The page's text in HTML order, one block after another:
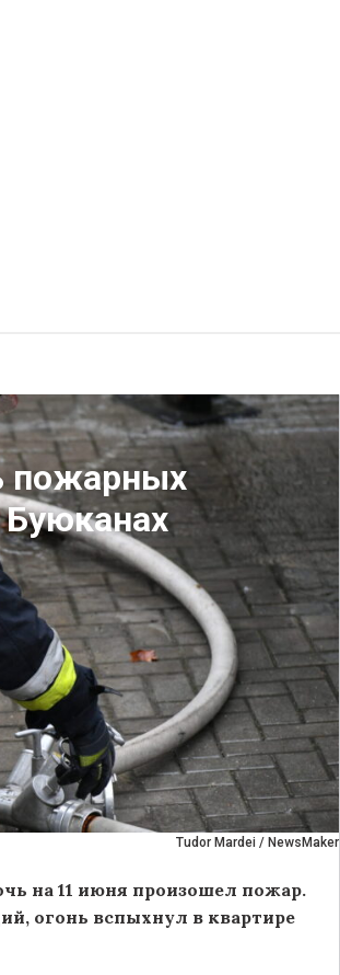
Tudor Mardei / NewsMaker
пожарных
на 11 июня произошел пожар.
огонь вспыхнул в квартире